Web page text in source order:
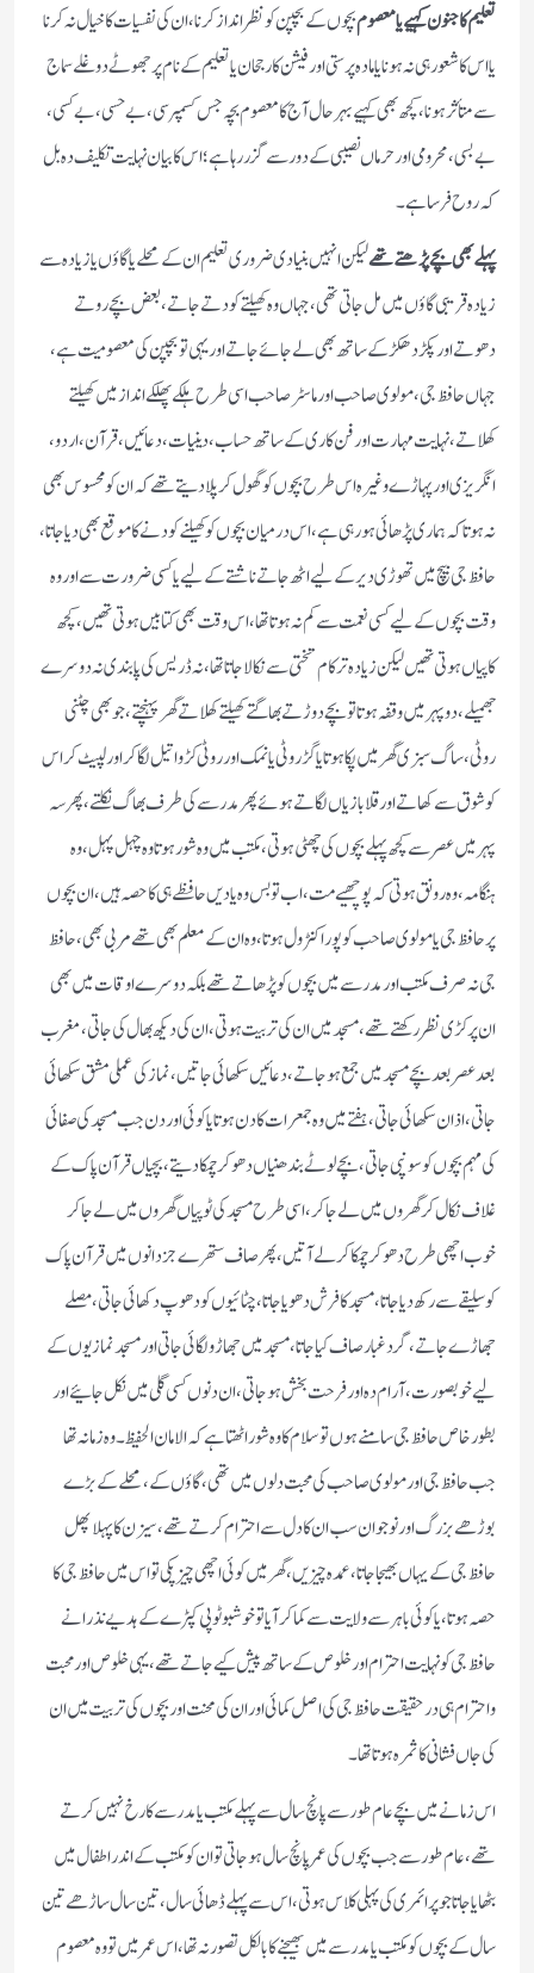
تعلیم کا جنون کہیے یا معصومبچوں کے بچپن کو نظر انداز کرنا، ان کی نفسیات کا خیال نہ کرنا
یا اس کا شعور ہی نہ ہونا یا مادہ پرستی اور فیشن کا رجحان یا تعلیم کے نام پر جھوٹے دوغلے سماج
سے متأثر ہونا، کچھ بھی کہیے بہرحال آج کا معصوم بچہ جس کسمپرسی، بے حسی، بے کسی،
بے بسی، محرومی اور حرماں نصیبی کے دور سے گزر رہا ہے؛ اس کا بیان نہایت تکلیف دہ بل
کہ روح فرسا ہے۔
پہلے بھی بچے پڑھتے تھےلیکن انہیں بنیادی ضروری تعلیم ان کے محلے یا گاؤں یا زیادہ سے
زیادہ قریبی گاؤں میں مل جاتی تھی، جہاں وہ کھیلتے کودتے جاتے، بعض بچے روتے
دھوتے اور پکڑ دھکڑ کے ساتھ بھی لے جائے جاتے اور یہی تو بچپن کی معصومیت ہے،
جہاں حافظ جی، مولوی صاحب اور ماسٹر صاحب اسی طرح ہلکے پھلکے انداز میں کھیلتے
کھلاتے، نہایت مہارت اور فن کاری کے ساتھ حساب، دینیات، دعائیں، قرآن، اردو،
انگریزی اور پہاڑے وغیرہ اس طرح بچوں کو گھول کر پلا دیتے تھے کہ ان کو محسوس بھی
نہ ہوتا کہ ہماری پڑھائی ہو رہی ہے، اس درمیان بچوں کو کھیلنے کودنے کا موقع بھی دیا جاتا،
حافظ جی بیچ میں تھوڑی دیر کے لیے اٹھ جاتے ناشتے کے لیے یا کسی ضرورت سے اور وہ
وقت بچوں کے لیے کسی نعمت سے کم نہ ہوتا تھا، اس وقت بھی کتابیں ہوتی تھیں، کچھ
کاپیاں ہوتی تھیں لیکن زیادہ تر کام تختی سے نکالا جاتا تھا، نہ ڈریس کی پابندی نہ دوسرے
جھمیلے، دوپہر میں وقفہ ہوتا تو بچے دوڑتے بھاگتے کھیلتے کھلاتے گھر پہنچتے، جو بھی چٹنی
روٹی، ساگ سبزی گھر میں پکا ہوتا یا گڑ روٹی یا نمک اور روٹی کڑوا تیل لگا کر اور لپیٹ کر اس
کو شوق سے کھاتے اور قلابازیاں لگاتے ہوئے پھر مدرسے کی طرف بھاگ نکلتے، پھر سہ
پہر میں عصر سے کچھ پہلے بچوں کی چھٹی ہوتی، مکتب میں وہ شور ہوتا وہ چہل پہل، وہ
ہنگامہ، وہ رونق ہوتی کہ پوچھیے مت، اب تو بس وہ یادیں حافظے ہی کا حصہ ہیں، ان بچوں
پر حافظ جی یا مولوی صاحب کو پورا کنٹرول ہوتا، وہ ان کے معلم بھی تھے مربی بھی، حافظ
جی نہ صرف مکتب اور مدرسے میں بچوں کو پڑھاتے تھے بلکہ دوسرے اوقات میں بھی
ان پر کڑی نظر رکھتے تھے، مسجد میں ان کی تربیت ہوتی، ان کی دیکھ بھال کی جاتی، مغرب
بعد عصر بعد بچے مسجد میں جمع ہو جاتے، دعائیں سکھائی جاتیں، نماز کی عملی مشق سکھائی
جاتی، اذان سکھائی جاتی، ہفتے میں وہ جمعرات کا دن ہوتا یا کوئی اور دن جب مسجد کی صفائی
کی مہم بچوں کو سونپی جاتی، بچے لوٹے بندھنیاں دھو کر چمکا دیتے، بچیاں قرآن پاک کے
غلاف نکال کر گھروں میں لے جا کر، اسی طرح مسجد کی ٹوپیاں گھروں میں لے جا کر
خوب اچھی طرح دھو کر چمکا کر لے آتیں، پھر صاف ستھرے جزدانوں میں قرآن پاک
کو سلیقے سے رکھ دیا جاتا، مسجد کا فرش دھویا جاتا، چٹائیوں کو دھوپ دکھائی جاتی، مصلے
جھاڑے جاتے، گرد غبار صاف کیا جاتا، مسجد میں جھاڑو لگائی جاتی اور مسجد نمازیوں کے
لیے خوبصورت، آرام دہ اور فرحت بخش ہوجاتی، ان دنوں کسی گلی میں نکل جائیے اور
بطور خاص حافظ جی سامنے ہوں تو سلام کا وہ شور اٹھتا ہے کہ الامان الحفیظ ۔ وہ زمانہ تھا
جب حافظ جی اور مولوی صاحب کی محبت دلوں میں تھی، گاؤں کے، محلے کے بڑے
بوڑھے بزرگ اور نوجوان سب ان کا دل سے احترام کرتے تھے، سیزن کا پہلا پھل
حافظ جی کے یہاں بھیجا جاتا، عمدہ چیزیں، گھر میں کوئی اچھی چیز پکی تو اس میں حافظ جی کا
حصہ ہوتا، یا کوئی باہر سے ولایت سے کما کر آیا تو خوشبو ٹوپی کپڑے کے ہدیے نذرانے
حافظ جی کو نہایت احترام اور خلوص کے ساتھ پیش کیے جاتے تھے، یہی خلوص اور محبت
واحترام ہی درحقیقت حافظ جی کی اصل کمائی اور ان کی محنت اور بچوں کی تربیت میں ان
کی جاں فشانی کا ثمرہ ہوتا تھا۔
اس زمانے میں بچے عام طور سے پانچ سال سے پہلے مکتب یا مدرسے کا رخ نہیں کرتے
تھے، عام طور سے جب بچوں کی عمر پانچ سال ہو جاتی تو ان کو مکتب کے اندر اطفال میں
بٹھایا جاتا جو پرائمری کی پہلی کلاس ہوتی، اس سے پہلے ڈھائی سال، تین سال ساڑھے تین
سال کے بچوں کو مکتب یا مدرسے میں بھیجنے کا بالکل تصور نہ تھا، اس عمر میں تو وہ معصوم